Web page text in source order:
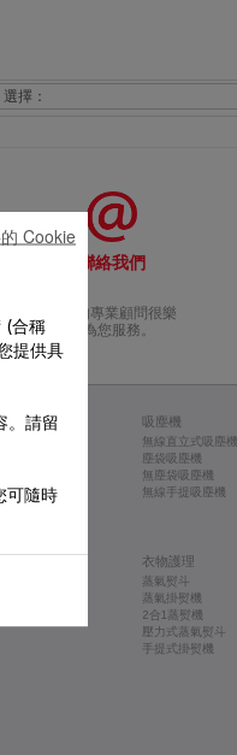
聯絡我們
我們的專業顧問很樂
於為您服務。
果汁機 吸塵機
無線直立式吸塵機
塵袋吸塵機
無塵袋吸塵機
無線手提吸塵機
衣物護理
蒸氣熨斗
蒸氣掛熨機
2合1蒸熨機
壓力式蒸氣熨斗
手提式掛熨機
(合稱
提供具
。請留
可隨時
Cookie